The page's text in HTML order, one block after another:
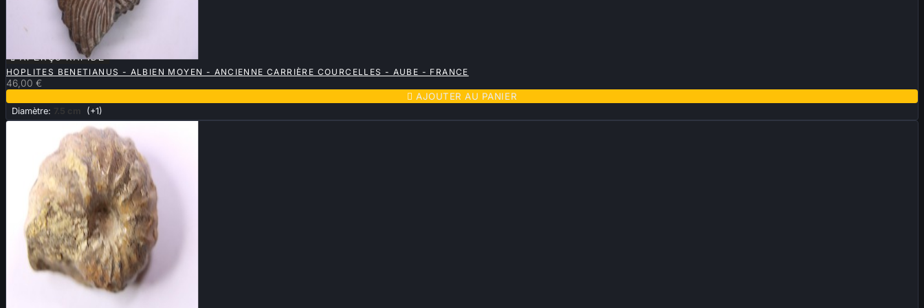
 APERÇU RAPIDE
HOPLITES BENETIANUS - ALBIEN MOYEN - ANCIENNE CARRIÈRE COURCELLES - AUBE - FRANCE
46,00 €
 AJOUTER AU PANIER
Diamètre: 7.5 cm (+1)